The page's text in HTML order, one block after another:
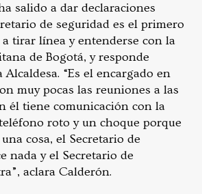
salido a dar declaraciones
de seguridad es el primero
tirar línea y entenderse con la
de Bogotá, y responde
“Es el encargado en
muy pocas las reuniones a las
él tiene comunicación con la
roto y un choque porque
cosa, el Secretario de
nada y el Secretario de
aclara Calderón.